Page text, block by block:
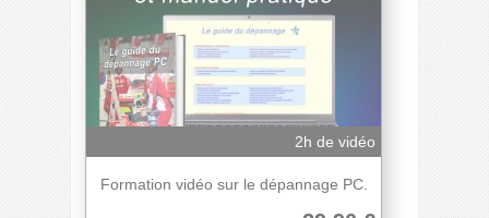
2h de vidéo
Formation vidéo sur le dépannage PC.